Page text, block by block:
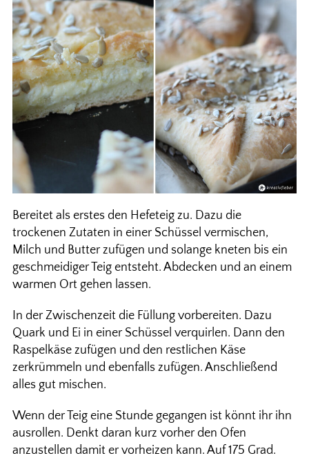
Bereitet als erstes den Hefeteig zu. Dazu die
trockenen Zutaten in einer Schüssel vermischen,
Milch und Butter zufügen und solange kneten bis ein
geschmeidiger Teig entsteht. Abdecken und an einem
warmen Ort gehen lassen.
In der Zwischenzeit die Füllung vorbereiten. Dazu
Quark und Ei in einer Schüssel verquirlen. Dann den
Raspelkäse zufügen und den restlichen Käse
zerkrümmeln und ebenfalls zufügen. Anschließend
alles gut mischen.
Wenn der Teig eine Stunde gegangen ist könnt ihr ihn
ausrollen. Denkt daran kurz vorher den Ofen
anzustellen damit er vorheizen kann. Auf 175 Grad.